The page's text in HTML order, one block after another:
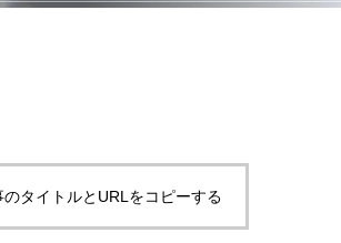
のタイトルとURLをコピーする